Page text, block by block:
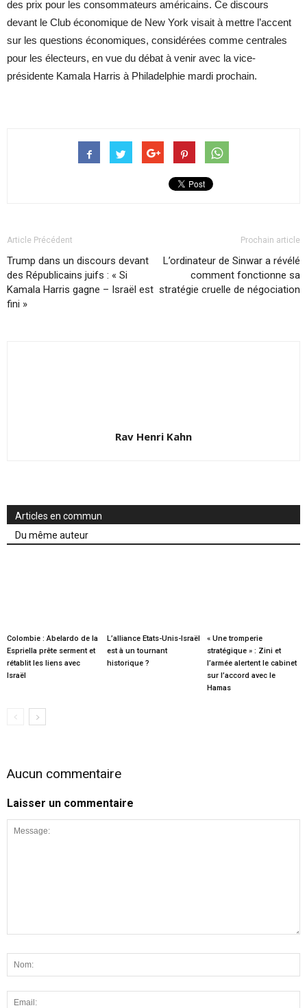
des prix pour les consommateurs américains. Ce discours
devant le Club économique de New York visait à mettre l’accent
sur les questions économiques, considérées comme centrales
pour les électeurs, en vue du débat à venir avec la vice-
présidente Kamala Harris à Philadelphie mardi prochain.
Article Précédent
Trump dans un discours devant
des Républicains juifs : « Si
Kamala Harris gagne – Israël est
fini »
Prochain article
L’ordinateur de Sinwar a révélé
comment fonctionne sa
stratégie cruelle de négociation
Rav Henri Kahn
Articles en commun
Du même auteur
Colombie : Abelardo de la
Espriella prête serment et
rétablit les liens avec
Israël
L’alliance Etats-Unis-Israël
est à un tournant
historique ?
« Une tromperie
stratégique » : Zini et
l’armée alertent le cabinet
sur l’accord avec le
Hamas
Aucun commentaire
Laisser un commentaire